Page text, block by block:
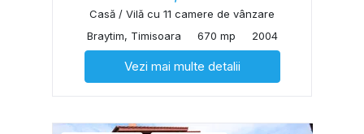
Casă / Vilă cu 11 camere de vânzare
Braytim, Timisoara
670 mp 2004
Vezi mai multe detalii